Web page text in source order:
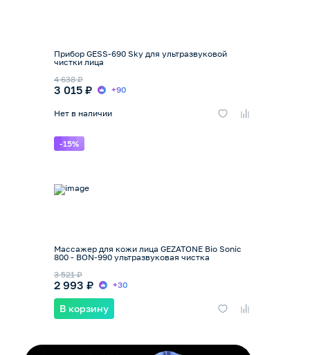
Прибор GESS-690 Sky для ультразвуковой
чистки лица
3 015 ₽
4 638 ₽
+90
Нет в наличии
-15%
Массажер для кожи лица GEZATONE Bio Sonic
800 - BON-990 ультразвуковая чистка
2 993 ₽
3 521 ₽
+30
В корзину